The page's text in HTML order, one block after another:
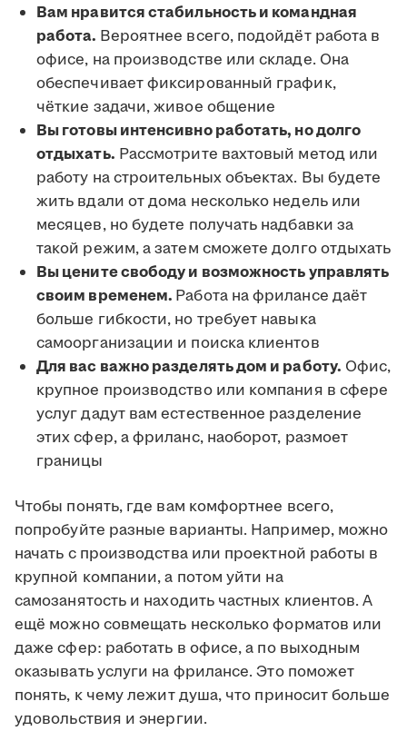
Вам нравится стабильность и командная
работа. Вероятнее всего, подойдёт работа в
офисе, на производстве или складе. Она
обеспечивает фиксированный график,
чёткие задачи, живое общение
Вы готовы интенсивно работать, но долго
отдыхать. Рассмотрите вахтовый метод или
работу на строительных объектах. Вы будете
жить вдали от дома несколько недель или
месяцев, но будете получать надбавки за
такой режим, а затем сможете долго отдыхать
Вы цените свободу и возможность управлять
своим временем. Работа на фрилансе даёт
больше гибкости, но требует навыка
самоорганизации и поиска клиентов
Для вас важно разделять дом и работу. Офис,
крупное производство или компания в сфере
услуг дадут вам естественное разделение
этих сфер, а фриланс, наоборот, размоет
границы
Чтобы понять, где вам комфортнее всего,
попробуйте разные варианты. Например, можно
начать с производства или проектной работы в
крупной компании, а потом уйти на
самозанятость и находить частных клиентов. А
ещё можно совмещать несколько форматов или
даже сфер: работать в офисе, а по выходным
оказывать услуги на фрилансе. Это поможет
понять, к чему лежит душа, что приносит больше
удовольствия и энергии.